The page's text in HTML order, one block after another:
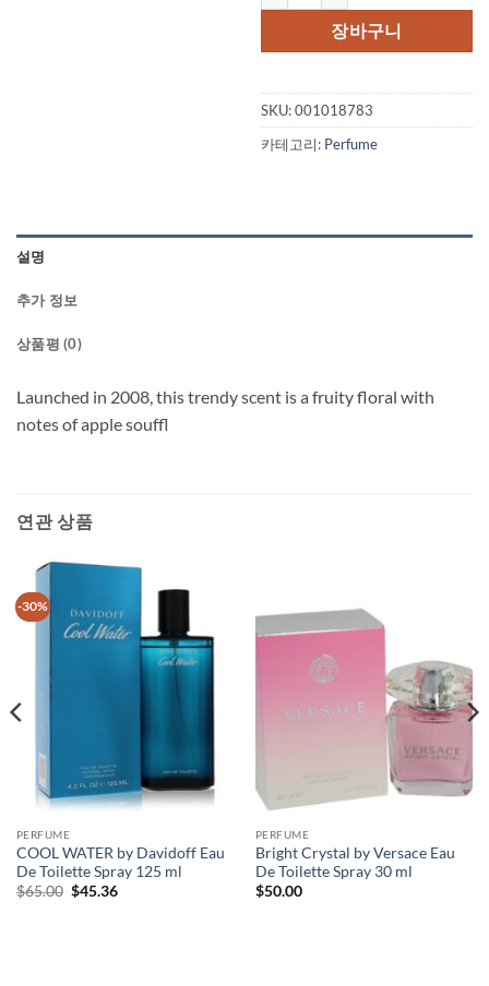
격:
$60.00.
격:
장바구니
SKU:001018783
카테고리: Perfume
설명
추가 정보
상품평 (0)
Launched in 2008, this trendy scent is a fruity floral with
notes of apple souffl
연관 상품
-30%
PERFUME
COOL WATER by Davidoff Eau
De Toilette Spray 125 ml
$65.00 원
$45.36현
PERFUME
Bright Crystal by Versace Eau
De Toilette Spray 30 ml
$50.00